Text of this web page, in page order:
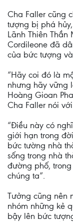
Cha Faller cũng
tượng bị phá
Lãnh Thiên
Cordileone đã
của bức tượng
“Hãy coi đó là
nhưng hãy vững
Hoàng Gioan
Cha Faller nói
“Điều này có
giới hạn trong
bức tường nhà
sống trong nhà
đường phố,
chúng ta”.
Tưởng cũng nên
nhóm những kẻ
bậy lên bức